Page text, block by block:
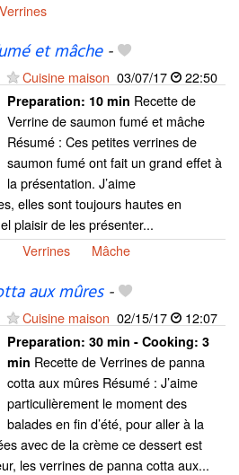
Verrines
et mâche-
Cuisine maison 03/07/17 22:50
Preparation: 10 min Recette de
Verrine de saumon fumé et mâche
Résumé : Ces petites verrines de
saumon fumé ont fait un grand effet à
la présentation. J’aime
elles sont toujours hautes en
plaisir de les présenter...
Verrines Mâche
aux mûres-
Cuisine maison 02/15/17 12:07
Preparation: 30 min - Cooking: 3
min Recette de Verrines de panna
cotta aux mûres Résumé : J’aime
particulièrement le moment des
balades en fin d’été, pour aller à la
avec de la crème ce dessert est
les verrines de panna cotta aux...